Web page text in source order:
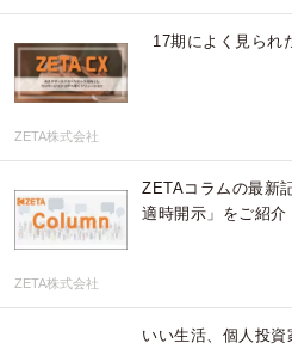
17期によく見られ
ZETA株式会社
ZETAコラムの最新
適時開示」をご紹介
ZETA株式会社
いい生活、個人投資